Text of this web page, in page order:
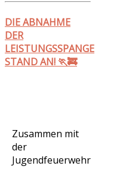
DIE ABNAHME
DER
LEISTUNGSSPANGE
STAND AN! 🏃🚒
Zusammen mit
der
Jugendfeuerwehr